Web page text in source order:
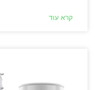
קרא עוד